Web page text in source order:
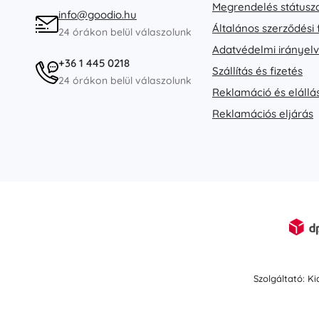
info@goodio.hu
24 órákon belül válaszolunk
+36 1 445 0218
24 órákon belül válaszolunk
Megrendelés
Általános
Adatvédelmi
Szállítás és fizetés
Reklamáció és
Reklamációs eljárás
Szolgáltató: